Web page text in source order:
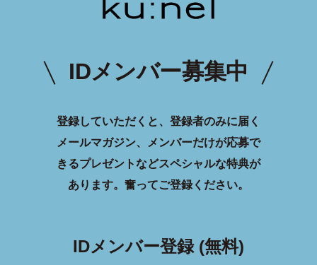
IDメンバー募集中
登録していただくと、登録者のみに届く
メールマガジン、メンバーだけが応募で
きるプレゼントなどスペシャルな特典が
あります。 奮ってご登録ください。
IDメンバー登録 (無料)